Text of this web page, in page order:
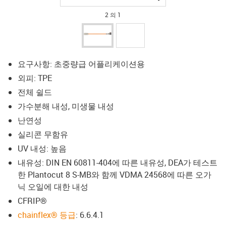
2 의 1
요구사항: 초중량급 어플리케이션용
외피: TPE
전체 쉴드
가수분해 내성, 미생물 내성
난연성
실리콘 무함유
UV 내성: 높음
내유성: DIN EN 60811-404에 따른 내유성, DEA가 테스트
한 Plantocut 8 S-MB와 함께 VDMA 24568에 따른 오가
닉 오일에 대한 내성
CFRIP®
chainflex® 등급: 6.6.4.1